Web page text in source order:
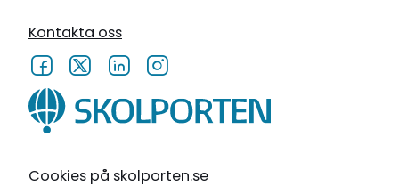
Cookies på skolporten.se
Kontakta oss